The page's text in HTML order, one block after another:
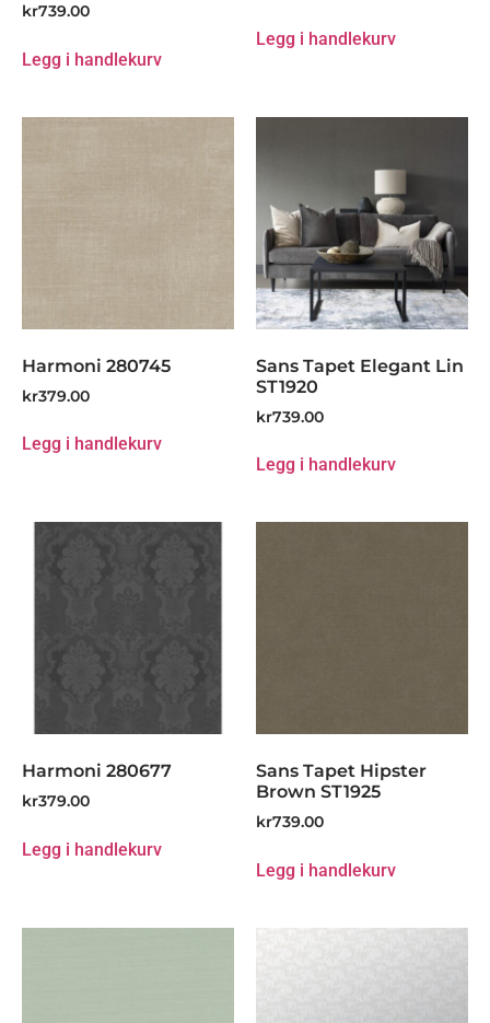
kr739.00
Legg i handlekurv
Legg i handlekurv
Harmoni 280745
kr379.00
Legg i handlekurv
Sans Tapet Elegant Lin
ST1920
kr739.00
Legg i handlekurv
Harmoni 280677
kr379.00
Legg i handlekurv
Sans Tapet Hipster
Brown ST1925
kr739.00
Legg i handlekurv